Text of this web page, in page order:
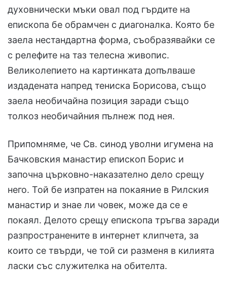
духовнически мъки овал под гърдите на
епископа бе обрамчен с диагоналка. Която бе
заела нестандартна форма, съобразявайки се
с релефите на таз телесна живопис.
Великолепието на картинката допълваше
издадената напред тениска Борисова, също
заела необичайна позиция заради също
толкоз необичайния пълнеж под нея.
Припомняме, че Св. синод уволни игумена на
Бачковския манастир епископ Борис и
започна църковно-наказателно дело срещу
него. Той бе изпратен на покаяние в Рилския
манастир и знае ли човек, може да се е
покаял. Делото срещу епископа тръгва заради
разпространените в интернет клипчета, за
които се твърди, че той си разменя в килията
ласки със служителка на обителта.